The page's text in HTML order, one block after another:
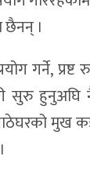
छैनन् ।
गर्ने, प्रष्ट
सुरु हुनुअघि
मुख